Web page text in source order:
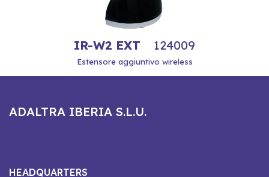
IR-W2 EXT 124009
Estensore aggiuntivo wireless
ADALTRA IBERIA S.L.U.
HEADQUARTERS